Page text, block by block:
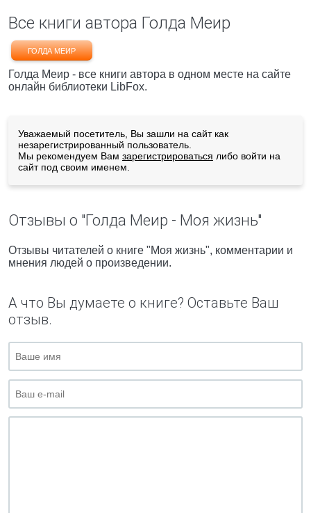
Все книги автора Голда Меир
ГОЛДА МЕИР
Голда Меир - все книги автора в одном месте на сайте
онлайн библиотеки LibFox.
Уважаемый посетитель, Вы зашли на сайт как
незарегистрированный пользователь.
Мы рекомендуем Вам зарегистрироваться либо войти на
сайт под своим именем.
Отзывы о "Голда Меир - Моя жизнь"
Отзывы читателей о книге "Моя жизнь", комментарии и
мнения людей о произведении.
А что Вы думаете о книге? Оставьте Ваш
отзыв.